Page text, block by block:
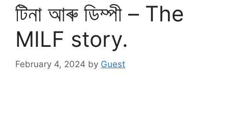
টিনা আৰু ডিম্পী – The
MILF story.
February 4, 2024 by Guest